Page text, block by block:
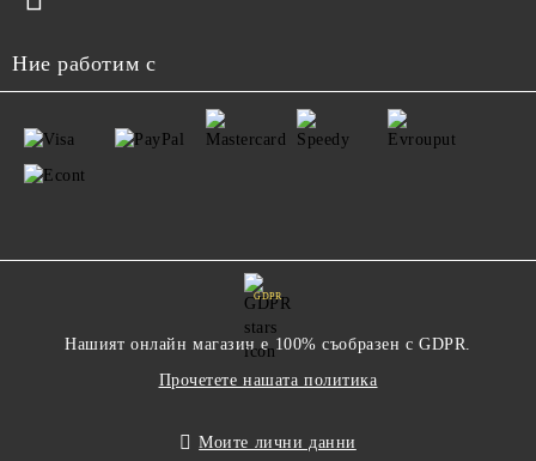
Ние работим с
GDPR
Нашият онлайн магазин е 100% съобразен с GDPR.
Прочетете нашата политика
Моите лични данни